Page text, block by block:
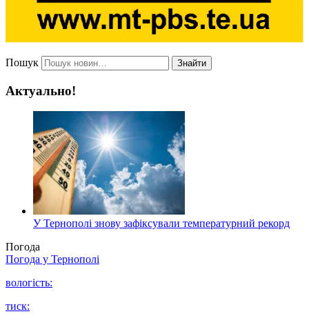
Пошук Знайти
Актуально!
У Тернополі знову зафіксували температурний рекорд
Погода
Погода у Тернополі
вологість:
тиск: